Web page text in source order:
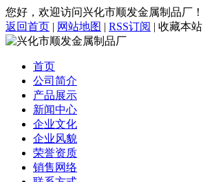
您好，欢迎访问兴化市顺发金属制品厂！
返回首页 | 网站地图 | RSS订阅 | 收藏本站
首页
公司简介
产品展示
新闻中心
企业文化
企业风貌
荣誉资质
销售网络